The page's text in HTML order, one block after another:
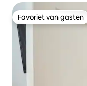
Favoriet van gasten
Favoriet van gasten